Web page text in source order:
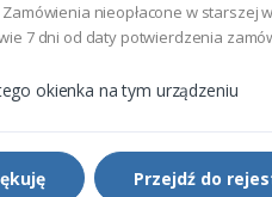
nieopłacone w starszej
7 dni od daty potwierdzenia
okienka na tym urządzeniu
Przejdź do
Xerox 059E03290 - 1ST BTR ROLL
do drukarek i kopiarek
059E03290 -